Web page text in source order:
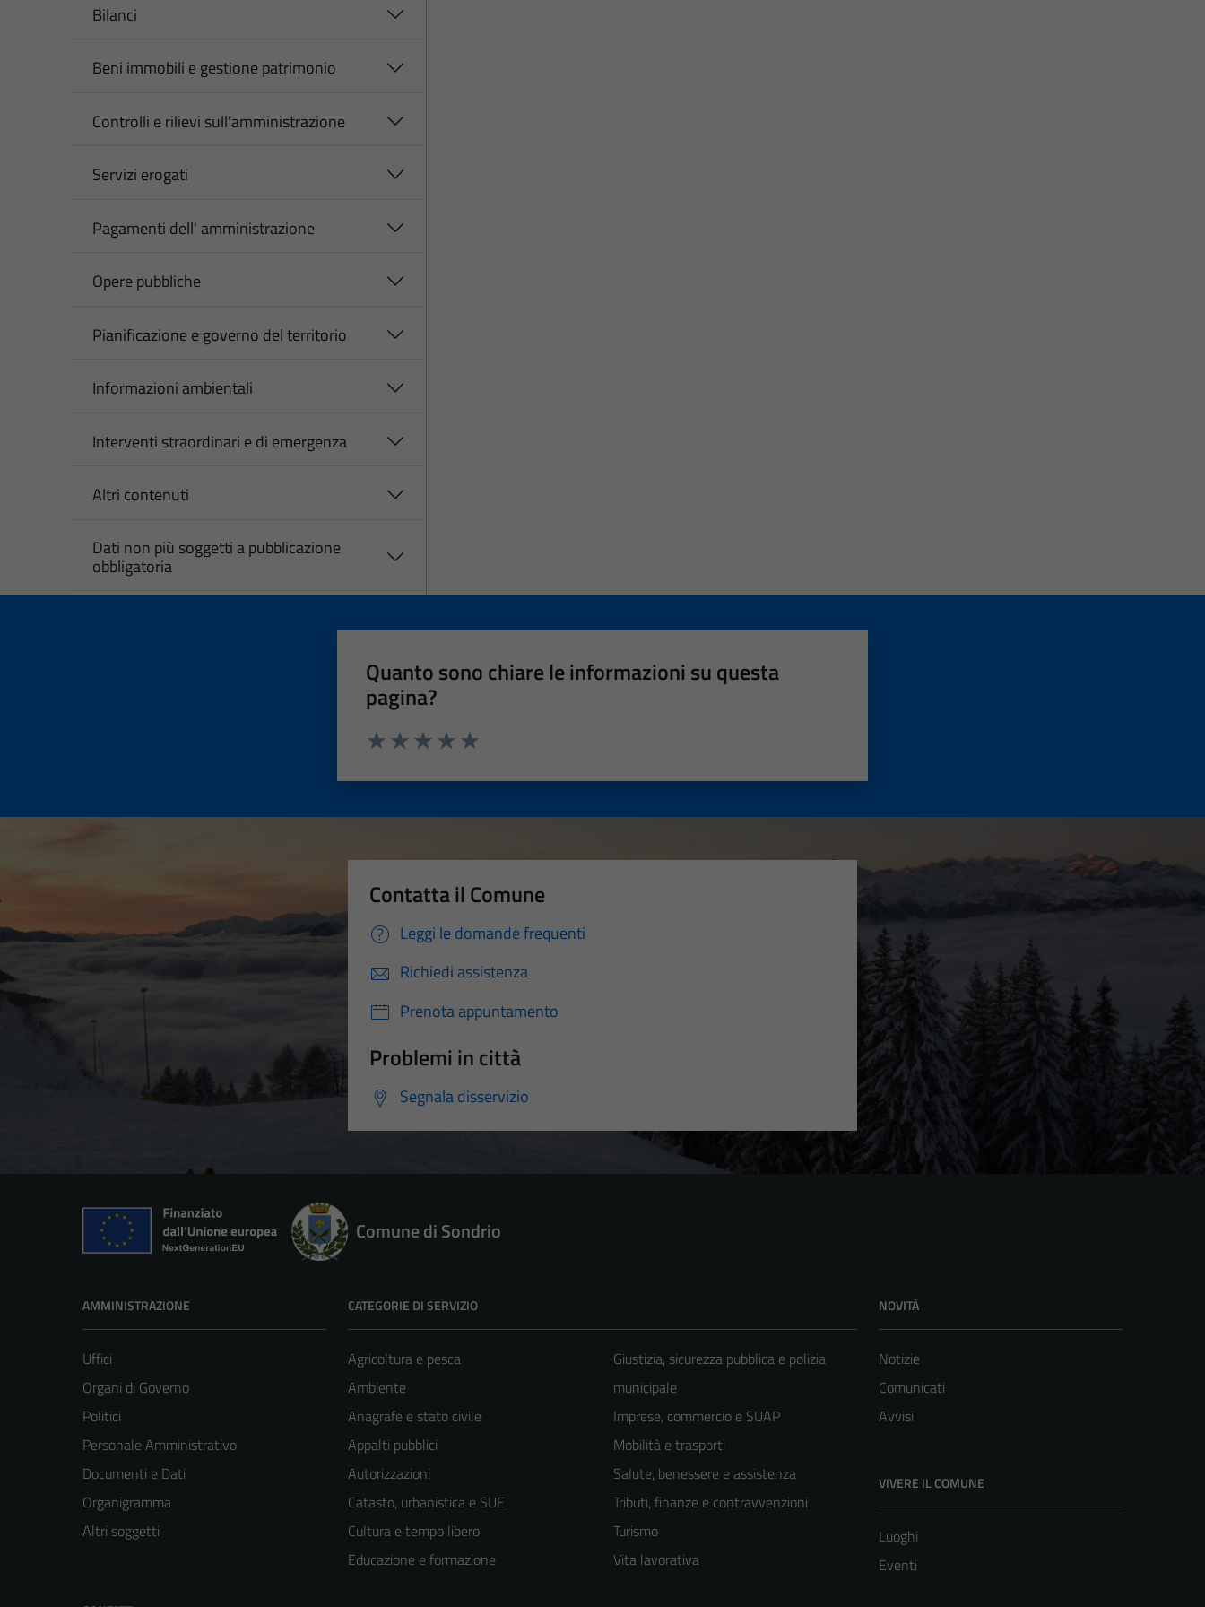
Bilanci
Beni immobili e gestione patrimonio
Controlli e rilievi sull'amministrazione
Servizi erogati
Pagamenti dell' amministrazione
Opere pubbliche
Pianificazione e governo del territorio
Informazioni ambientali
Interventi straordinari e di emergenza
Altri contenuti
Dati non più soggetti a pubblicazione
obbligatoria
Quanto sono chiare le informazioni su questa
pagina?
Contatta il Comune
Leggi le domande frequenti
Richiedi assistenza
Prenota appuntamento
Problemi in città
Segnala disservizio
Comune di Sondrio
AMMINISTRAZIONE
Uffici
Organi di Governo
Politici
Personale Amministrativo
Documenti e Dati
Organigramma
Altri soggetti
CATEGORIE DI SERVIZIO
Agricoltura e pesca
Ambiente
Anagrafe e stato civile
Appalti pubblici
Autorizzazioni
Catasto, urbanistica e SUE
Cultura e tempo libero
Educazione e formazione
Giustizia, sicurezza pubblica e polizia
municipale
Imprese, commercio e SUAP
Mobilità e trasporti
Salute, benessere e assistenza
Tributi, finanze e contravvenzioni
Turismo
Vita lavorativa
NOVITÀ
Notizie
Comunicati
Avvisi
VIVERE IL COMUNE
Luoghi
Eventi